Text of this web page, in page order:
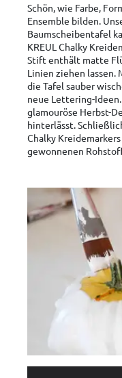
Schön, wie Farbe,
Ensemble bilden.
Baumscheibentafel
KREUL Chalky
Stift enthält matte
Linien ziehen lassen.
die Tafel sauber
neue Lettering-
glamouröse Herbst-
hinterlässt.
Chalky
gewonnenen